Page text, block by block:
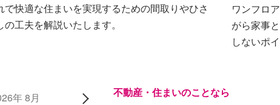
で快適な住まいを実現するための間取りやひさ
の工夫を解説いたします。
ワンフロ
がら家事
しないポ
年 8月
不動産・住まいのことなら